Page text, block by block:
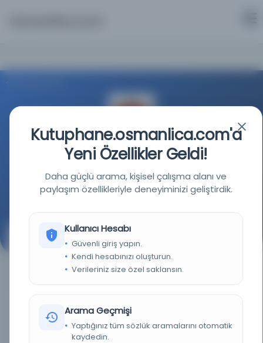
Kaynağa git
Karadağ coğrafyası
çev. Tuğg. Ahmet Tevfik
BASIM YERI
Kutuphane.osmanlica.com'a
Yeni Özellikler Geldi!
Daha güçlü arama, kişisel çalışma alanı ve
paylaşım özellikleriyle deneyiminizi geliştirdik.
Kullanıcı Hesabı
Güvenli giriş yapın.
Kendi hesabınızı oluşturun.
Verileriniz size özel saklansın.
Arama Geçmişi
Yaptığınız tüm sözlük aramalarını otomatik
kaydedin.